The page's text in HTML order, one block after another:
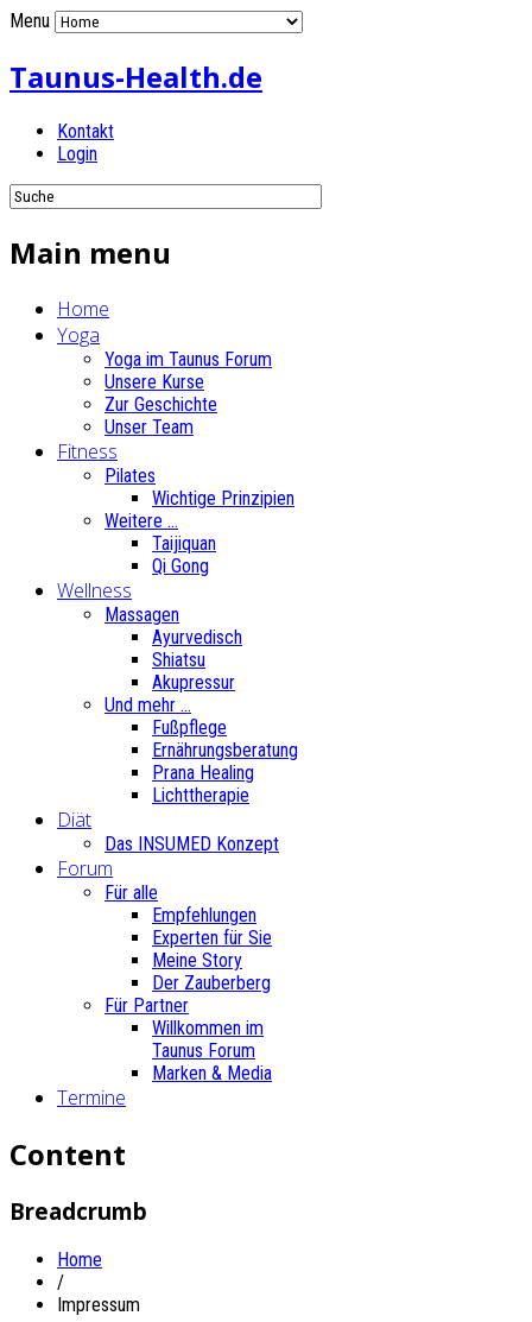
Menu
Taunus-Health.de
Kontakt
Login
Main menu
Home
Yoga
Yoga im Taunus Forum
Unsere Kurse
Zur Geschichte
Unser Team
Fitness
Pilates
Wichtige Prinzipien
Weitere ...
Taijiquan
Qi Gong
Wellness
Massagen
Ayurvedisch
Shiatsu
Akupressur
Und mehr ...
Fußpflege
Ernährungsberatung
Prana Healing
Lichttherapie
Diät
Das INSUMED Konzept
Forum
Für alle
Empfehlungen
Experten für Sie
Meine Story
Der Zauberberg
Für Partner
Willkommen im
Taunus Forum
Marken & Media
Termine
Content
Breadcrumb
Home
/
Impressum